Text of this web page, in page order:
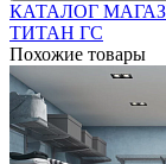
КАТАЛОГ
ТИТАН ГС
Похожие товары